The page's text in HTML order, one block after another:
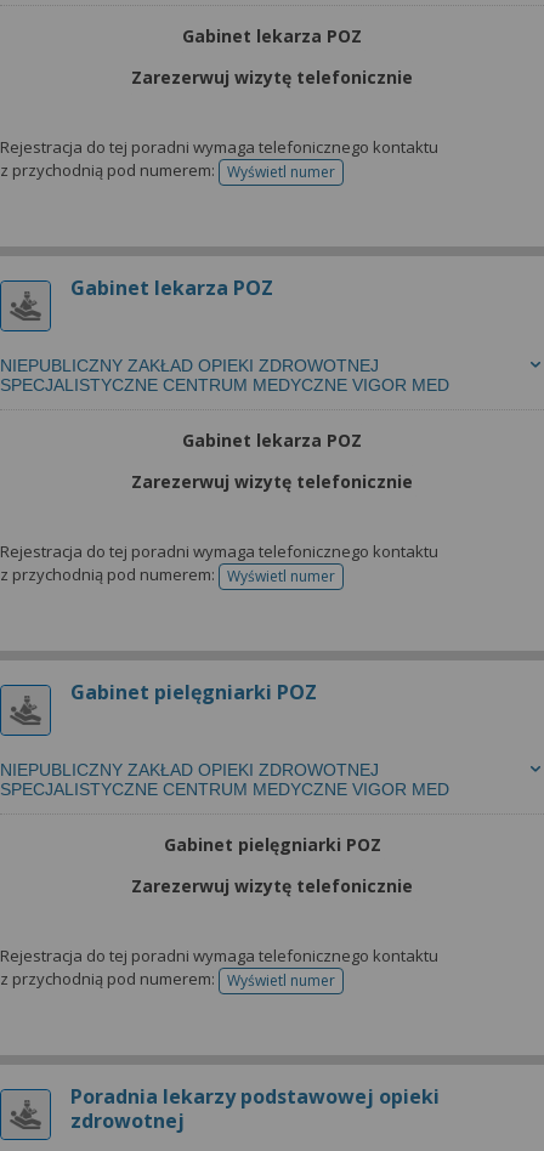
Gabinet lekarza POZ
Zarezerwuj wizytę telefonicznie
Rejestracja do tej poradni wymaga telefonicznego kontaktu
z przychodnią pod numerem:
Wyświetl numertelefonu do rejestracji
Gabinet lekarza POZ
NIEPUBLICZNY ZAKŁAD OPIEKI ZDROWOTNEJ
SPECJALISTYCZNE CENTRUM MEDYCZNE VIGOR MED
Gabinet lekarza POZ
Zarezerwuj wizytę telefonicznie
Rejestracja do tej poradni wymaga telefonicznego kontaktu
z przychodnią pod numerem:
Wyświetl numertelefonu do rejestracji
Gabinet pielęgniarki POZ
NIEPUBLICZNY ZAKŁAD OPIEKI ZDROWOTNEJ
SPECJALISTYCZNE CENTRUM MEDYCZNE VIGOR MED
Gabinet pielęgniarki POZ
Zarezerwuj wizytę telefonicznie
Rejestracja do tej poradni wymaga telefonicznego kontaktu
z przychodnią pod numerem:
Wyświetl numertelefonu do rejestracji
Poradnia lekarzy podstawowej opieki
zdrowotnej
możesz też wycofać zgodę na przetwarzanie Twoich
dowiedzieć się więcej lub chcesz przeprowadzić
za pomocą „Ustawień zaawansowanych”.
Więcej informacji na temat wykorzystywania
znajdziesz w Regulaminie Serwisu.